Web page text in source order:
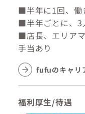
■半年に1回、働
■半年ごとに、3
■店長、エリア
手当あり
fufuのキャリ
福利厚生/待遇